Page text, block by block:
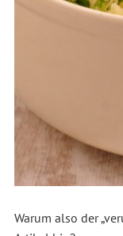
Warum also der